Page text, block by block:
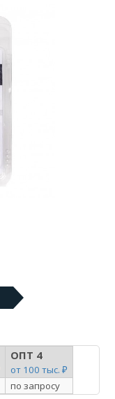
ОПТ 4
от 100 тыс. ₽
по запросу